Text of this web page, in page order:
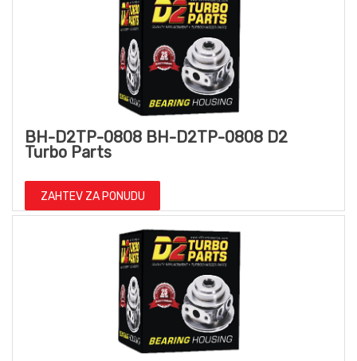
BH-D2TP-0808 BH-D2TP-0808 D2
Turbo Parts
ZAHTEV ZA PONUDU